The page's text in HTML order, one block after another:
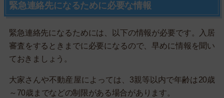
緊急連絡先になるために必要な情報
緊急連絡先になるためには、以下の情報が必要です。入居
審査をするときまでに必要になるので、早めに情報を聞い
ておきましょう。
大家さんや不動産屋によっては、3親等以内で年齢は20歳
～70歳までなどの制限がある場合があります。